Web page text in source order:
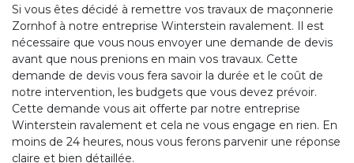
Si vous êtes décidé à remettre vos travaux de maçonnerie
Zornhof à notre entreprise Winterstein ravalement. Il est
nécessaire que vous nous envoyer une demande de devis
avant que nous prenions en main vos travaux. Cette
demande de devis vous fera savoir la durée et le coût de
notre intervention, les budgets que vous devez prévoir.
Cette demande vous ait offerte par notre entreprise
Winterstein ravalement et cela ne vous engage en rien. En
moins de 24 heures, nous vous ferons parvenir une réponse
claire et bien détaillée.